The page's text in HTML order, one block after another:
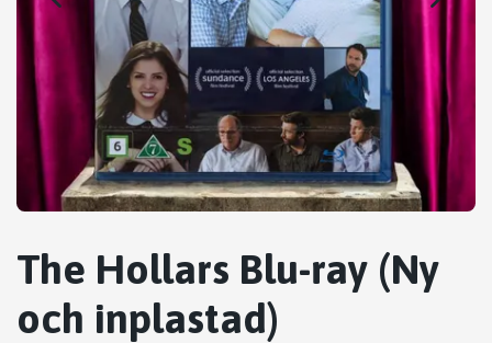
The Hollars Blu-ray (Ny
och inplastad)